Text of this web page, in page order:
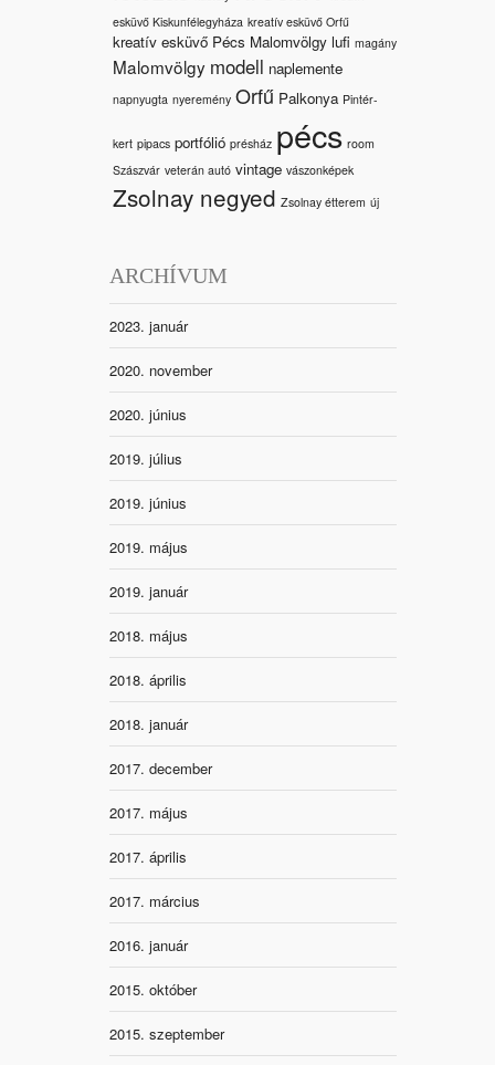
esküvő Kiskunfélegyháza kreatív esküvő Orfű
kreatív esküvő Pécs Malomvölgy lufi magány
Malomvölgy modell naplemente
napnyugta nyeremény Orfű Palkonya Pintér-
kert pipacs portfólió présház pécs room
Szászvár veterán autó vintage vászonképek
Zsolnay negyed Zsolnay étterem új
ARCHÍVUM
2023. január
2020. november
2020. június
2019. július
2019. június
2019. május
2019. január
2018. május
2018. április
2018. január
2017. december
2017. május
2017. április
2017. március
2016. január
2015. október
2015. szeptember